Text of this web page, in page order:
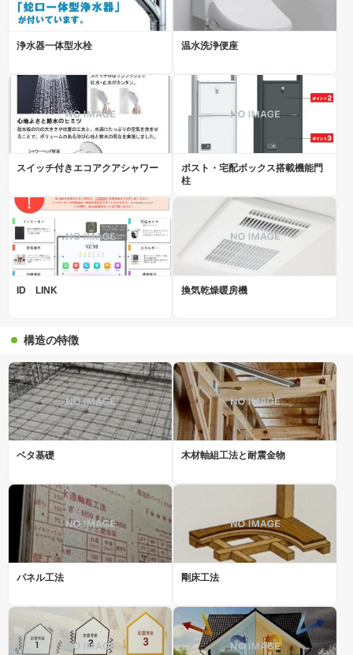
浄水器一体型水栓 温水洗浄便座
スイッチ付きエコアクアシャワー
ポスト・宅配ボックス搭載機能門
柱
ID LINK 換気乾燥暖房機
構造の特徴
ベタ基礎 木材軸組工法と耐震金物
パネル工法 剛床工法